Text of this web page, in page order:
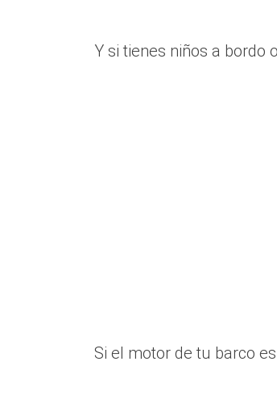
Y si tienes niños a bordo
Si el motor de tu barco